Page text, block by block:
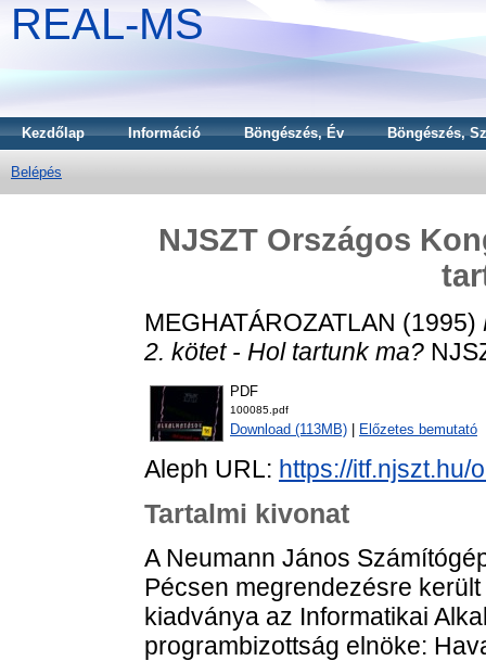
REAL-MS
Kezdőlap Információ Böngészés, Év Böngészés,
Belépés
NJSZT Országos
MEGHATÁROZATLAN (1995)
2. kötet - Hol tartunk ma?
PDF
100085.pdf
Download (113MB) Előzetes bemutató
Aleph URL: https://itf.njszt.hu/
Tartalmi kivonat
A Neumann János
Pécsen megrendezésre
kiadványa az Informatikai
programbizottság elnöke: